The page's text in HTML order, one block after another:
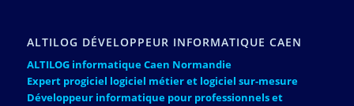
ALTILOG DÉVELOPPEUR INFORMATIQUE CAEN
ALTILOG informatique Caen Normandie
Expert progiciel logiciel métier et logiciel sur-mesure
Développeur informatique pour professionnels et